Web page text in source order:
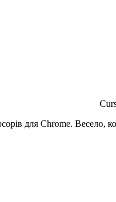
для Chrome. Весело,